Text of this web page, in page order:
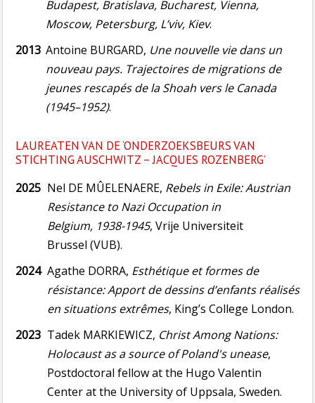
Budapest, Bratislava, Bucharest, Vienna,
Moscow, Petersburg, L’viv, Kiev.
2013 Antoine BURGARD, Une nouvelle vie dans un
nouveau pays. Trajectoires de migrations de
jeunes rescapés de la Shoah vers le Canada
(1945–1952).
LAUREATEN VAN DE ‘ONDERZOEKSBEURS VAN
STICHTING AUSCHWITZ – JACQUES ROZENBERG’
2025 Nel DE MÛELENAERE, Rebels in Exile: Austrian
Resistance to Nazi Occupation in
Belgium, 1938-1945, Vrije Universiteit
Brussel (VUB).
2024 Agathe DORRA, Esthétique et formes de
résistance: Apport de dessins d’enfants réalisés
en situations extrêmes, King’s College London.
2023 Tadek MARKIEWICZ, Christ Among Nations:
Holocaust as a source of Poland's unease,
Postdoctoral fellow at the Hugo Valentin
Center at the University of Uppsala, Sweden.